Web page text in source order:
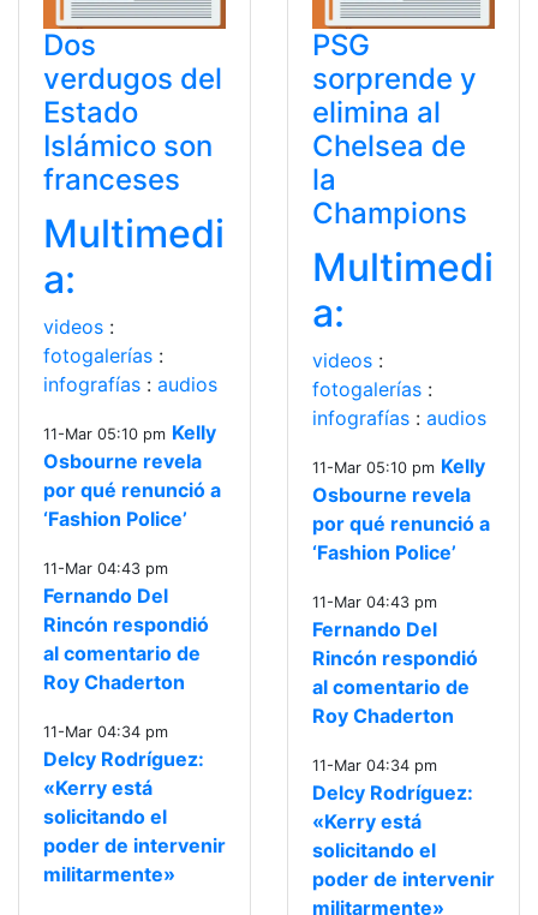
Dos
verdugos del
Estado
Islámico son
franceses
Multimedi
a:
videos :
fotogalerías :
infografías : audios
11-Mar 05:10 pm Kelly
Osbourne revela
por qué renunció a
‘Fashion Police’
11-Mar 04:43 pm
Fernando Del
Rincón respondió
al comentario de
Roy Chaderton
11-Mar 04:34 pm
Delcy Rodríguez:
«Kerry está
solicitando el
poder de intervenir
militarmente»
PSG
sorprende y
elimina al
Chelsea de
la
Champions
Multimedi
a:
videos :
fotogalerías :
infografías : audios
11-Mar 05:10 pm Kelly
Osbourne revela
por qué renunció a
‘Fashion Police’
11-Mar 04:43 pm
Fernando Del
Rincón respondió
al comentario de
Roy Chaderton
11-Mar 04:34 pm
Delcy Rodríguez:
«Kerry está
solicitando el
poder de intervenir
militarmente»